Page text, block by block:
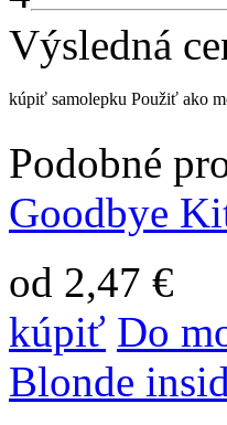
Výsledná
kúpiť samolepku Použiť ako
Podobné
Goodbye
od 2,47 €
kúpiť Do
Blonde